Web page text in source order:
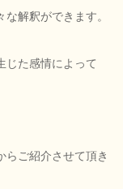
解釈ができます。
じた感情によって
らご紹介させて頂き